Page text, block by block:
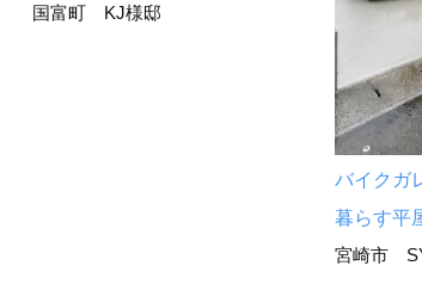
国富町 KJ様邸
バイクガ
暮らす平
宮崎市